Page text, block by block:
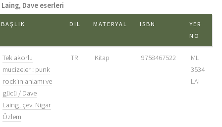
Laing, Dave eserleri
BAŞLIK DIL MATERYAL ISBN
YER
NO
Tek akorlu
mucizeler : punk
rock'ın anlamı ve
gücü / Dave
Laing, çev. Nigar
Özlem
TR Kitap 9758467522
ML
3534
LAI